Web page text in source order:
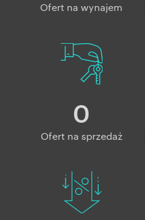
Ofert na wynajem
0
Ofert na sprzedaż